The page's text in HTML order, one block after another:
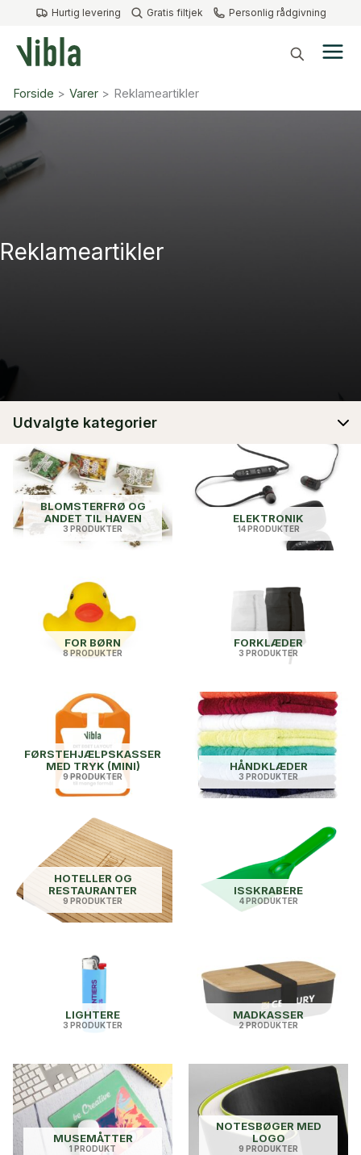
indholdet
Hurtig levering Gratis filtjek Personlig rådgivning
Forside Varer Reklameartikler
Reklameartikler
Udvalgte kategorier
BLOMSTERFRØ OG
ANDET TIL HAVEN
3 PRODUKTER
ELEKTRONIK
14 PRODUKTER
FOR BØRN
8 PRODUKTER
FORKLÆDER
3 PRODUKTER
FØRSTEHJÆLPSKASSER
MED TRYK (MINI)
9 PRODUKTER
HÅNDKLÆDER
3 PRODUKTER
HOTELLER OG
RESTAURANTER
9 PRODUKTER
ISSKRABERE
4 PRODUKTER
LIGHTERE
3 PRODUKTER
MADKASSER
2 PRODUKTER
MUSEMÅTTER
1 PRODUKT
NOTESBØGER MED
LOGO
9 PRODUKTER